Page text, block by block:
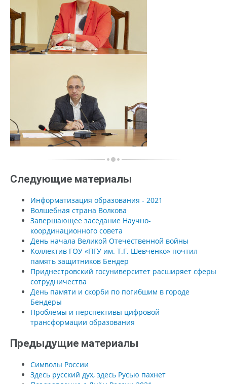
Следующие материалы
Информатизация образования - 2021
Волшебная страна Волкова
Завершающее заседание Научно-
координационного совета
День начала Великой Отечественной войны
Коллектив ГОУ «ПГУ им. Т.Г. Шевченко» почтил
память защитников Бендер
Приднестровский госуниверситет расширяет сферы
сотрудничества
День памяти и скорби по погибшим в городе
Бендеры
Проблемы и перспективы цифровой
трансформации образования
Предыдущие материалы
Символы России
Здесь русский дух, здесь Русью пахнет